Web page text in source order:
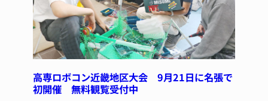
高専ロボコン近畿地区大会 9月21日に名張で
初開催 無料観覧受付中